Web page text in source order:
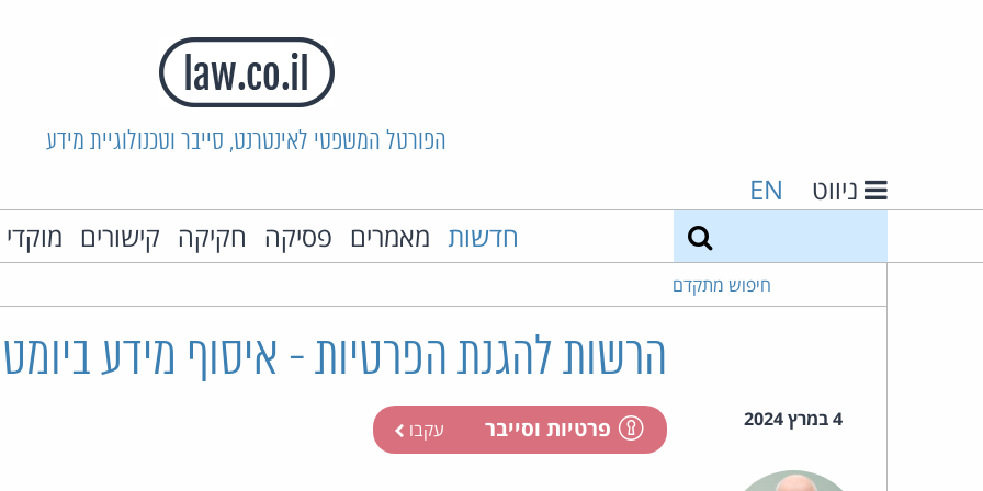
הפורטל המשפטי לאינטרנט, סייבר וטכנולוגיית מידע
ניווט EN
חדשות מאמרים פסיקה חקיקה קישורים
חיפוש מתקדם
הרשות להגנת הפרטיות - איסוף מידע
4 במרץ 2024 פרטיות וסייבר עקבו